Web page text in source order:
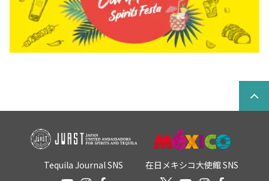
Tequila Journal SNS 在日メキシコ大使館 SNS